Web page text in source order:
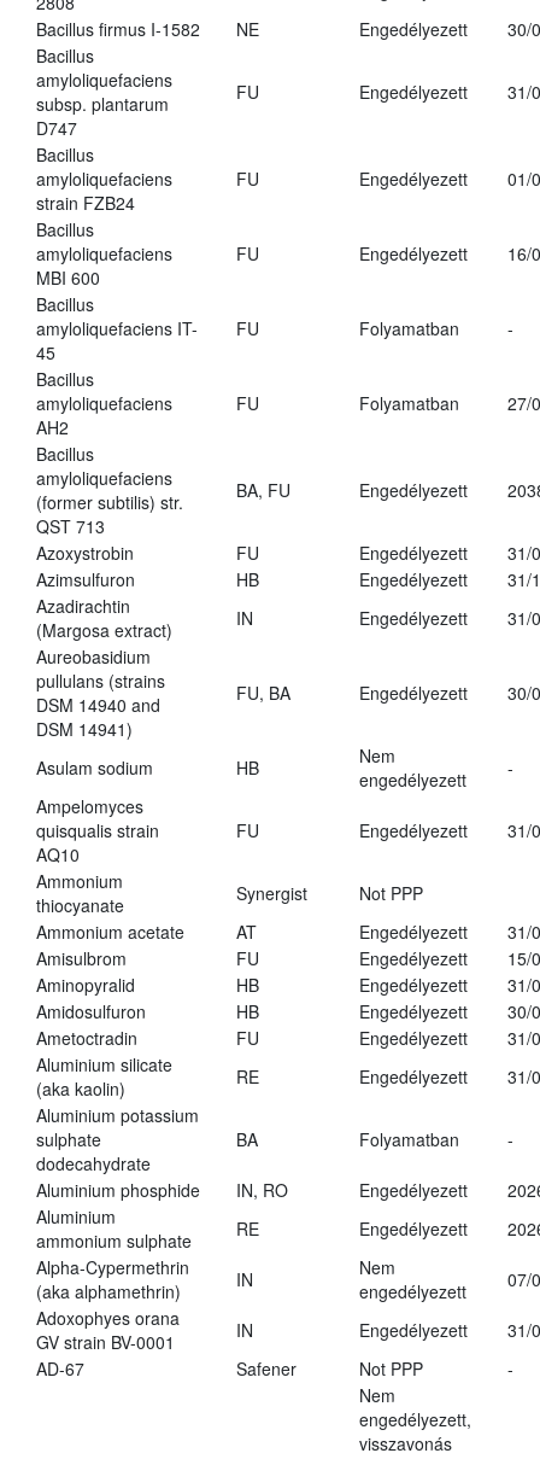
Bacillus firmus I-1582
NE Engedélyezett
30/
Bacillus
amyloliquefaciens
subsp. plantarum
D747
FU Engedélyezett 31/
Bacillus
amyloliquefaciens
strain FZB24
FU Engedélyezett 01/
Bacillus
amyloliquefaciens
MBI 600
FU Engedélyezett 16/
Bacillus
amyloliquefaciens IT-
45
FU Folyamatban -
Bacillus
amyloliquefaciens
AH2
FU Folyamatban 27/
Bacillus
amyloliquefaciens
(former subtilis) str.
QST 713
BA, FU Engedélyezett
Azoxystrobin FU Engedélyezett
31/
Azimsulfuron
HB Engedélyezett
31/
Azadirachtin
(Margosa extract)
IN Engedélyezett
31/
Aureobasidium
pullulans (strains
DSM 14940 and
DSM 14941)
FU, BA Engedélyezett 30/
Asulam sodium HB
Nem
engedélyezett
-
Ampelomyces
quisqualis strain
AQ10
FU Engedélyezett 31/
Ammonium
thiocyanate
Synergist
Not PPP
Ammonium acetate
AT Engedélyezett
31/
Amisulbrom
FU Engedélyezett
15/
Aminopyralid
HB Engedélyezett
31/
Amidosulfuron
HB Engedélyezett
30/
Ametoctradin
FU Engedélyezett
31/
Aluminium silicate
(aka kaolin)
RE Engedélyezett
31/
Aluminium potassium
sulphate
dodecahydrate
BA Folyamatban -
Aluminium phosphide IN, RO Engedélyezett
Aluminium
ammonium sulphate
RE Engedélyezett
Alpha-Cypermethrin
(aka alphamethrin)
IN
Nem
engedélyezett
07/
Adoxophyes orana
GV strain BV-0001
IN Engedélyezett
31/
AD-67
Safener Not PPP -
Nem
engedélyezett,
visszavonás